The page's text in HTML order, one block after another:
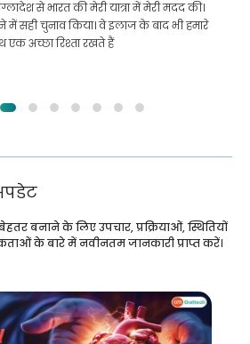
से भारत की मेरी यात्रा में मेरी मदद की।
सही चुनाव किया। वे इलाज के बाद भी हमारे
एक अच्छा रिश्ता रखते हैं
बनाने के लिए उपचार, प्रक्रियाओं, स्थितियों
के बारे में नवीनतम जानकारी प्राप्त करें।